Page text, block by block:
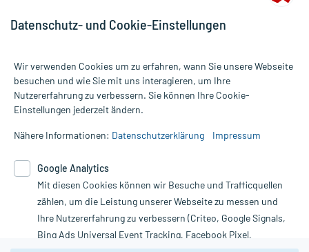
abgegeben.
Alle Preise gelten inkl. MwSt., ggf. zzgl. Versandkosten
Informationen auf dieser Website werden ausschließlich für
die Untersuchung und Behandlung durch einen Arzt. Bitte
Therapien eingeleitet werden können. | Diese Webseite benutzt
Google Analytics. Lesen Sie bitte dazu die wichtigen Hinweise in
unserer Datenschutzerklärung. Für den Widerruf einer Bestellung
nutzen Sie das Formular:
Vertrag widerrufen
Datenschutz- und Cookie-Einstellungen
Wir verwenden Cookies um zu erfahren, wann Sie unsere Webseite
besuchen und wie Sie mit uns interagieren, um Ihre
Nutzererfahrung zu verbessern. Sie können Ihre Cookie-
Einstellungen jederzeit ändern.
Nähere Informationen: Datenschutzerklärung Impressum
Google Analytics
Mit diesen Cookies können wir Besuche und Trafficquellen
zählen, um die Leistung unserer Webseite zu messen und
Ihre Nutzererfahrung zu verbessern (Criteo, Google Signals,
Bing Ads Universal Event Tracking, Facebook Pixel,